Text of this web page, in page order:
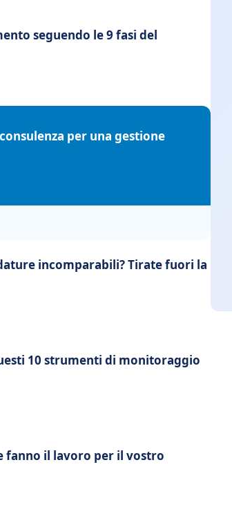
seguendo le 9 fasi del
per una gestione
incomparabili? Tirate fuori la
10 strumenti di monitoraggio
fanno il lavoro per il vostro